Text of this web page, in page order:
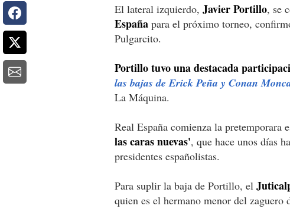
El lateral izquierdo, Javier Portillo, se
España para el próximo torneo,
Pulgarcito.
Portillo tuvo una destacada
las bajas de Erick Peña y Conan
La Máquina.
Real España comienza la pretemporara
las caras nuevas', que hace unos días
presidentes españolistas.
Para suplir la baja de Portillo, el
quien es el hermano menor del